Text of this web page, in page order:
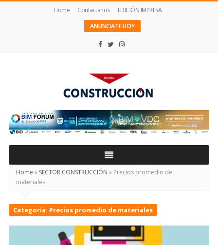
Home Contactanos
EDICIÓN IMPRESA
ANUNCIATE HOY
Construcción
Home » SECTOR CONSTRUCCIÓN » Precios promedio de
materiales
Categoría: Precios promedio de materiales